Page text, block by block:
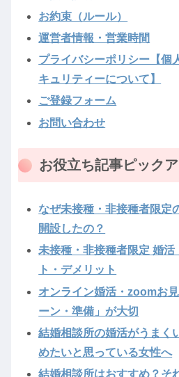
お約束（ルール）
運営者情報・営業時間
プライバシーポリシー【個
キュリティーについて】
ご登録フォーム
お問い合わせ
お役立ち記事ピック
なぜ未接種・非接種者限定
開設したの？
未接種・非接種者限定 婚活
ト・デメリット
オンライン婚活・zoomお
ーン・準備」が大切
結婚相談所の婚活がうまく
めたいと思っている女性へ
結婚相談所はおすすめ？そ